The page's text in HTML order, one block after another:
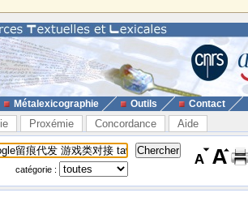
Métalexicographie Outils Contact
Proxémie Concordance Aide
catégorie :